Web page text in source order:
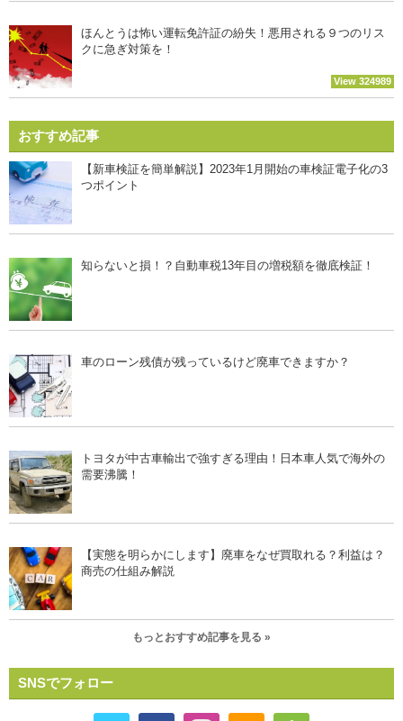
ほんとうは怖い運転免許証の紛失！悪用される９つのリス
クに急ぎ対策を！
View 324989
おすすめ記事
【新車検証を簡単解説】2023年1月開始の車検証電子化の3
つポイント
知らないと損！？自動車税13年目の増税額を徹底検証！
車のローン残債が残っているけど廃車できますか？
トヨタが中古車輸出で強すぎる理由！日本車人気で海外の
需要沸騰！
【実態を明らかにします】廃車をなぜ買取れる？利益は？
商売の仕組み解説
もっとおすすめ記事を見る »
SNSでフォロー